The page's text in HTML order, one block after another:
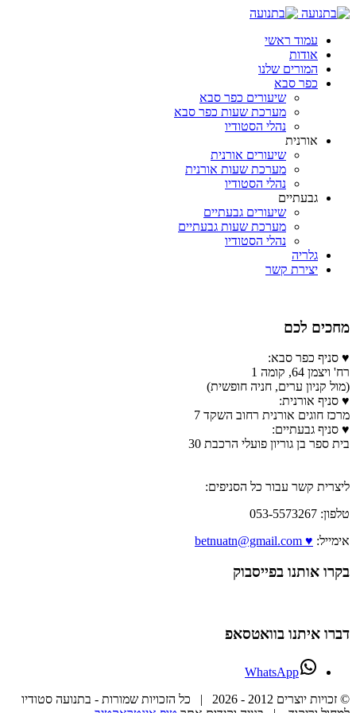
עמוד ראשי
אודות
המורים שלנו
כפר סבא
שיעורים כפר סבא
מערכת שעות כפר סבא
נהלי הסטודיו
אורנית
שיעורים אורנית
מערכת שעות אורנית
נהלי הסטודיו
גבעתיים
שיעורים גבעתיים
מערכת שעות גבעתיים
נהלי הסטודיו
גלריה
יצירת קשר
מחכים לכם
♥ סניף כפר סבא:
רח' ויצמן 64, קומה 1
(מול קניון ערים, חניה חופשית)
♥ סניף אורנית:
מרכז חוגים אורנית רחוב השקד 7
♥ סניף גבעתיים:
בית ספר בן גוריון פועלי הרכבת 30
ליצרית קשר עבור כל הסניפים:
טלפון: 053-5573267
אימייל: ♥ betnuatn@gmail.com
בקרו אותנו בפייסבוק
דברו איתנו בוואטסאפ
WhatsApp
© זכויות יוצרים 2012 -
2026 | כל הזכויות שמורות - בתנועה סטודיו